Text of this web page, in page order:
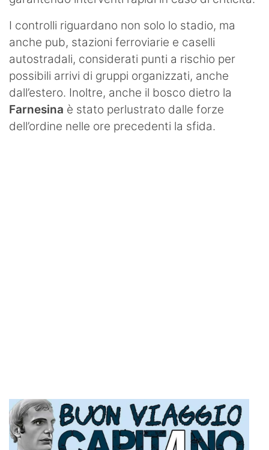
I controlli riguardano non solo lo stadio, ma
anche pub, stazioni ferroviarie e caselli
autostradali, considerati punti a rischio per
possibili arrivi di gruppi organizzati, anche
dall’estero. Inoltre, anche il bosco dietro la
Farnesina è stato perlustrato dalle forze
dell’ordine nelle ore precedenti la sfida.